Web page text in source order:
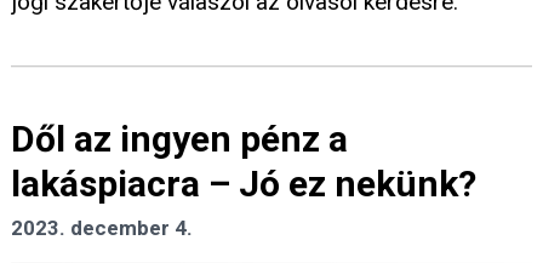
Dől az ingyen pénz a
lakáspiacra – Jó ez nekünk?
2023. december 4.